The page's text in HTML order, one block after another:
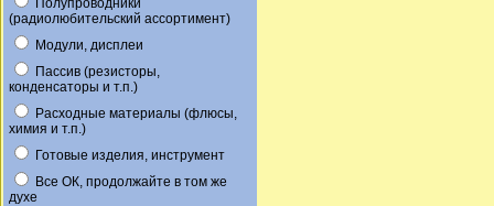
Полупроводники
(радиолюбительский ассортимент)
Модули, дисплеи
Пассив (резисторы,
конденсаторы и т.п.)
Расходные материалы (флюсы,
химия и т.п.)
Готовые изделия, инструмент
Все ОК, продолжайте в том же
духе